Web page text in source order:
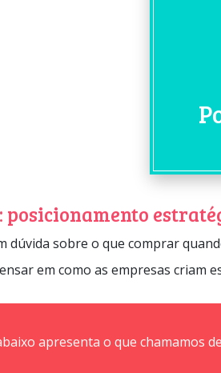
É o
das
que
dúvida sobre o que comprar
em como as empresas criam
apresenta o que chamamos